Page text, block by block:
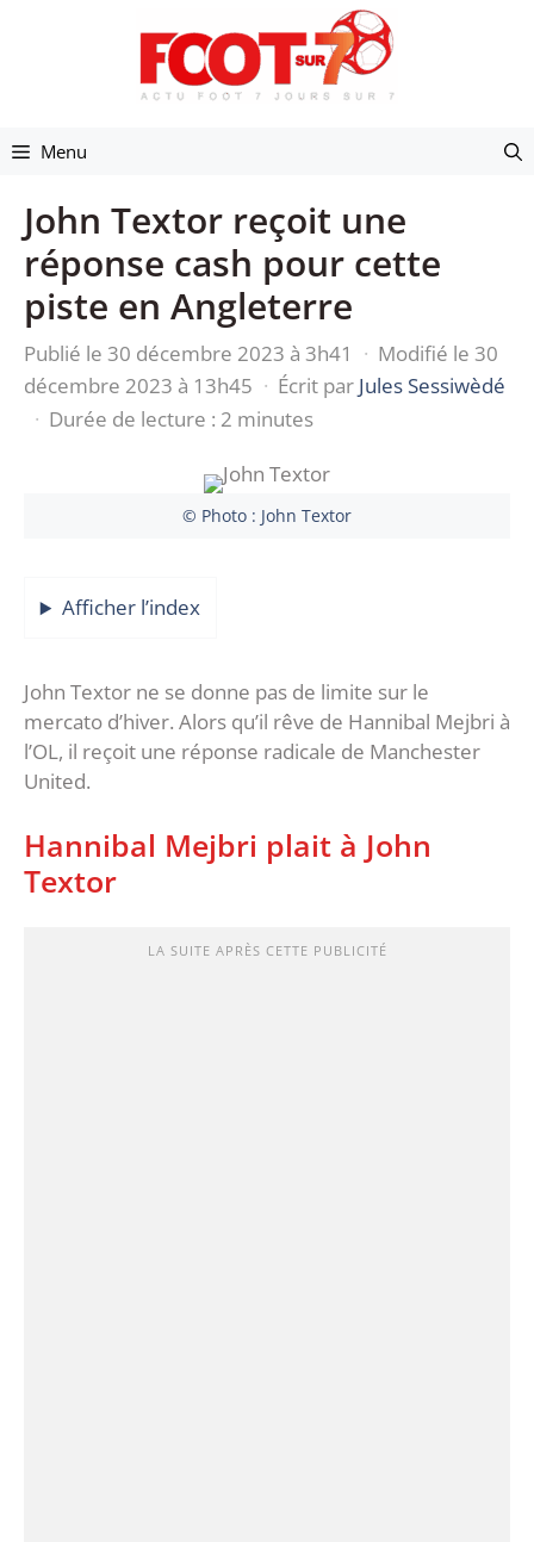
Menu
John Textor reçoit une
réponse cash pour cette
piste en Angleterre
Publié le 30 décembre 2023 à 3h41 · Modifié le 30
décembre 2023 à 13h45 · Écrit par Jules Sessiwèdé
· Durée de lecture : 2 minutes
© Photo : John Textor
Afficher l’index
John Textor ne se donne pas de limite sur le
mercato d’hiver. Alors qu’il rêve de Hannibal Mejbri à
l’OL, il reçoit une réponse radicale de Manchester
United.
Hannibal Mejbri plait à John
Textor
LA SUITE APRÈS CETTE PUBLICITÉ